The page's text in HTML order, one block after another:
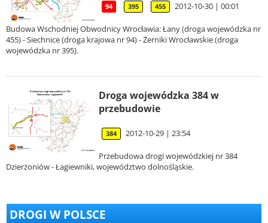
94 395 455 2012-10-30 | 00:01
Budowa Wschodniej Obwodnicy Wrocławia: Łany (droga wojewódzka nr
455) - Siechnice (droga krajowa nr 94) - Żerniki Wrocławskie (droga
wojewódzka nr 395).
Droga wojewódzka 384 w
przebudowie
384 2012-10-29 | 23:54
Przebudowa drogi wojewódzkiej nr 384
Dzierżoniów - Łagiewniki, województwo dolnośląskie.
DROGI W POLSCE